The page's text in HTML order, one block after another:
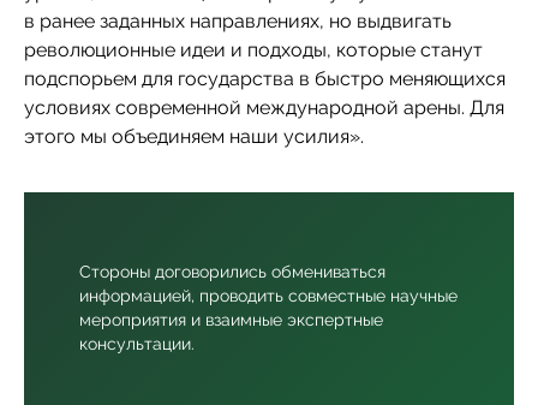
в ранее заданных направлениях, но выдвигать
революционные идеи и подходы, которые станут
подспорьем для государства в быстро меняющихся
условиях современной международной арены. Для
этого мы объединяем наши усилия».
Стороны договорились обмениваться
информацией, проводить совместные научные
мероприятия и взаимные экспертные
консультации.